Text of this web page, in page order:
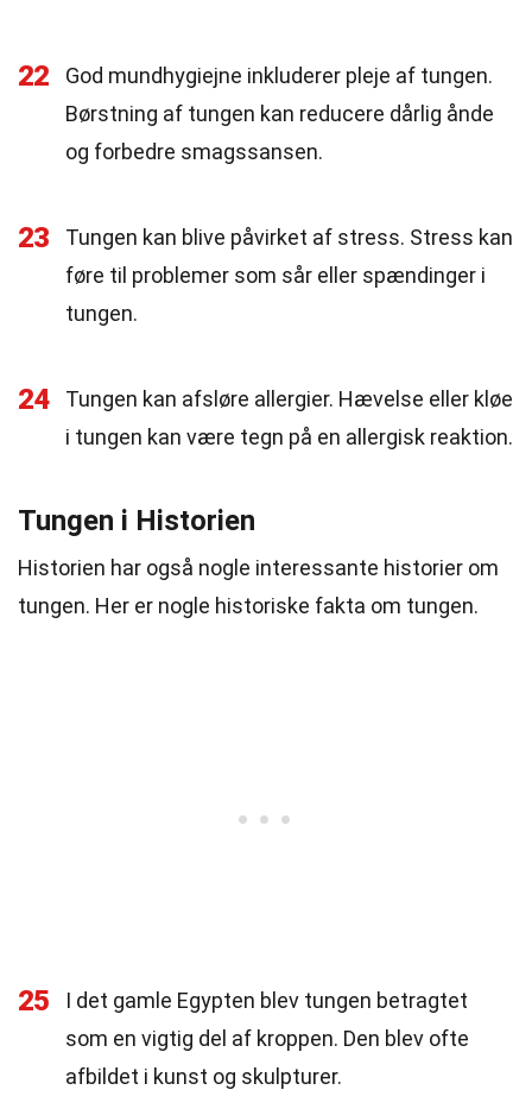
22
God mundhygiejne inkluderer pleje af tungen.
Børstning af tungen kan reducere dårlig ånde
og forbedre smagssansen.
23
Tungen kan blive påvirket af stress. Stress kan
føre til problemer som sår eller spændinger i
tungen.
24
Tungen kan afsløre allergier. Hævelse eller kløe
i tungen kan være tegn på en allergisk reaktion.
Tungen i Historien
Historien har også nogle interessante historier om
tungen. Her er nogle historiske fakta om tungen.
25
I det gamle Egypten blev tungen betragtet
som en vigtig del af kroppen. Den blev ofte
afbildet i kunst og skulpturer.